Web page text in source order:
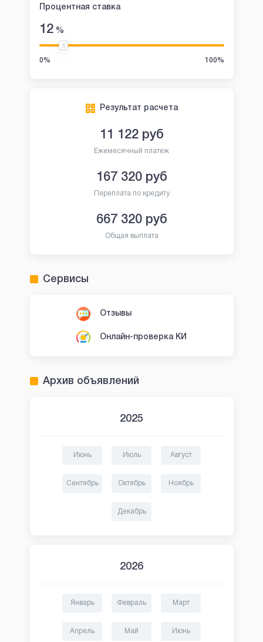
Процентная ставка
12%
0% 100%
Результат расчета
11 122руб
Ежемесячный платеж
167 320руб
Переплата по кредиту
667 320руб
Общая выплата
Сервисы
Отзывы
Онлайн-проверка КИ
Архив объявлений
2025
Июнь Июль Август
Сентябрь Октябрь Ноябрь
Декабрь
2026
Январь Февраль Март
Апрель Май Июнь